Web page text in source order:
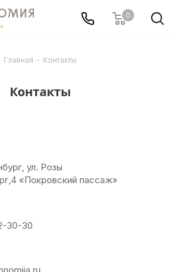
0
Главная - Контакты
Контакты
ул. Розы
«Покровский пассаж»
30-30